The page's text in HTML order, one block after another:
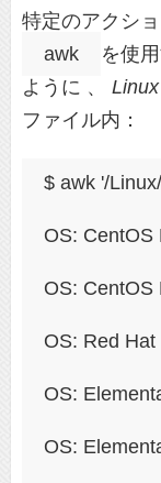
特定のアクシ
awk
を使
ように 、
Linux
ファイル内：
$ awk '/
OS: CentOS
OS: CentOS
OS: Red Hat
OS:
OS: